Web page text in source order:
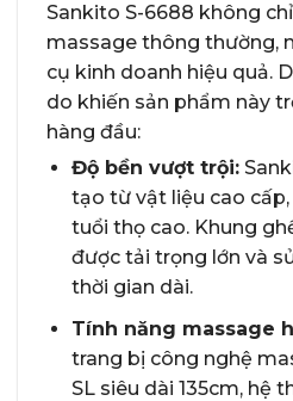
Sankito S-6688 không
massage thông thường,
cụ kinh doanh hiệu quả.
do khiến sản phẩm này
hàng đầu:
Độ bền vượt trội:
tạo từ vật liệu cao
tuổi thọ cao. Khung
được tải trọng lớn và
thời gian dài.
Tính năng massage
trang bị công nghệ
SL siêu dài 135cm, hệ